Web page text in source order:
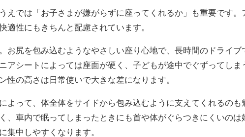
えでは「お子さまが嫌がらずに座ってくれるか」も重要です。
適性にもきちんと配慮されています。
。お尻を包み込むようなやさしい座り心地で、長時間のドライブ
アシートによっては座面が硬く、子どもが途中でぐずってしま
性の高さは日常使いで大きな差になります。
によって、体全体をサイドから包み込むように支えてくれるのも
、車内で眠ってしまったときにも首や体がぐらつきにくいのは
集中しやすくなります。